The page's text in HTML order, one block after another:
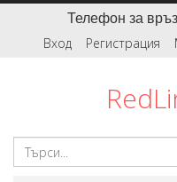
Телефон за
Вход Регистрация